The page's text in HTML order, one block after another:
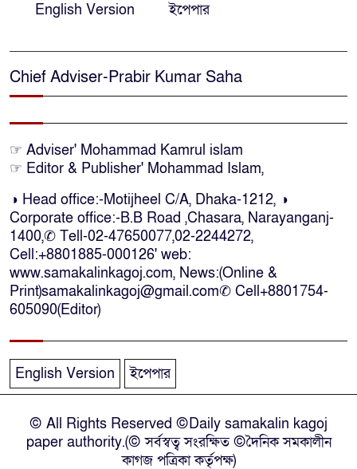
প্রাণনাশের আশঙ্কা থাকলেও ডিসেম্বরের
নির্দিষ্ট কোনো মামলা না থাকলে ‘শ্যোন
অ্যারেস্ট’ নয়, হাইকোর্টের আদেশ
স্থগিত
লাশ আনা’সহ পূর্ণ সহায়তার আশ্বাস
ইউএনও’র
কক্সবাজারে কোস্টগার্ডের অভিযানে
দেশীয় মদসহ আটক-৪
দক্ষিণ আফ্রিকায় দোকানে আগুন, ৬
বাংলাদেশি নিহত
দৃষ্টিপ্রতিবন্ধী শিক্ষার্থী পাশে দাঁড়ালেন
নারায়ণগঞ্জের মানবিক ডিসি
English Version ইপেপার
Chief Adviser-Prabir Kumar Saha
☞ Adviser' Mohammad Kamrul islam
☞ Editor & Publisher' Mohammad Islam,
◑ Head office:-Motijheel C/A, Dhaka-1212, ◑
Corporate office:-B.B Road ,Chasara, Narayanganj-
1400,✆ Tell-02-47650077,02-2244272,
Cell:+8801885-000126' web:
www.samakalinkagoj.com, News:(Online &
Print)samakalinkagoj@gmail.com✆ Cell+8801754-
605090(Editor)
English Version ইপেপার
© All Rights Reserved ©Daily samakalin kagoj
paper authority.(© সর্বস্বত্ব সংরক্ষিত ©দৈনিক সমকালীন
কাগজ পত্রিকা কর্তৃপক্ষ)